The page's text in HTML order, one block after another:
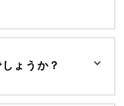
ょうか？